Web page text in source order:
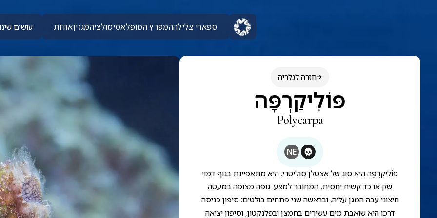
ספארי צלילההמפרץ המופלאסימולציהמגזיןאודות עושים
חזרה לגלריה
פּוֹלִיקַרְפָּה
Polycarpa
NE
פּוֹלִיקַרְפָּה היא סוג של אצטלן סוליטרי. היא מתאפיינת בגוף דמוי
שק או כד קשיח יחסית, המחובר למצע. גופה מצופה במעטה
חיצוני עבה המגן עליה, ובראשה שני פתחים בולטים: סיפון כניסה
דרכו היא שואבת מים עשירים בחמצן ובפלנקטון, וסיפון יציאה